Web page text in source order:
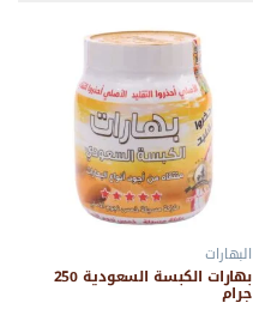
البهارات
بهارات الكبسة السعودية 250
جرام